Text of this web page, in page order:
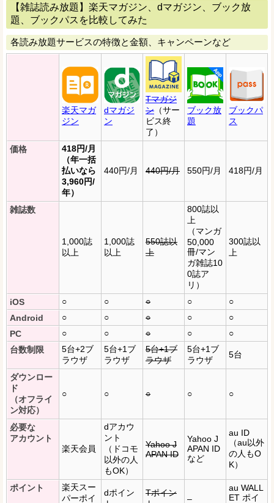
【雑誌読み放題】楽天マガジン、dマガジン、ブック放
題、ブックパスを比較してみた
各読み放題サービスの特徴と金額、キャンペーンなど
楽天マガ
ジン
dマガジ
ン
Tマガジ
ン （サー
ビス終
了）
ブック放
題
ブックパ
ス
価格
418円/月
（年一括
払いなら
3,960円/
年）
440円/月 440円/月 550円/月 418円/月
雑誌数
1,000誌
以上
1,000誌
以上
550誌以
上
800誌以
上
（マンガ
50,000
冊/マン
ガ雑誌10
0誌ア
リ）
300誌以
上
iOS ○ ○ ○ ○
○
Android
○ ○ ○ ○
○
PC
○ ○ ○ ○
○
台数制限
5台+2ブ
ラウザ
5台+1ブ
ラウザ
5台+1ブ
ラウザ
5台+1ブ
ラウザ
5台
ダウンロー
ド
（オフライ
ン対応）
○ ○ ○ ○ ○
必要な
アカウント
楽天会員
dアカウ
ント
（ドコモ
以外の人
もOK）
Yahoo J
APAN ID
Yahoo J
APAN ID
など
au ID
（au以外
の人もO
K）
ポイント
楽天スー
パーポイ
dポイン
Tポイン
–
au WALL
ET ポイ